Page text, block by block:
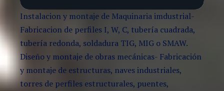
Instalacion y montaje de Maquinaria imdustrial-
Fabricacion de perfiles I, W, C, tubería cuadrada,
tubería redonda, soldadura TIG, MIG o SMAW.
Diseño y montaje de obras mecánicas- Fabricación
y montaje de estructuras, naves industriales,
torres de perfiles estructurales, puentes,